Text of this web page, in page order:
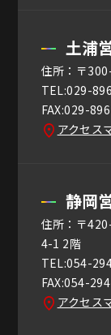
土浦
住所：〒
TEL:029-
FAX:029-
アクセス
静岡
住所：〒
4-1 2階
TEL:054-
FAX:054-
アクセス